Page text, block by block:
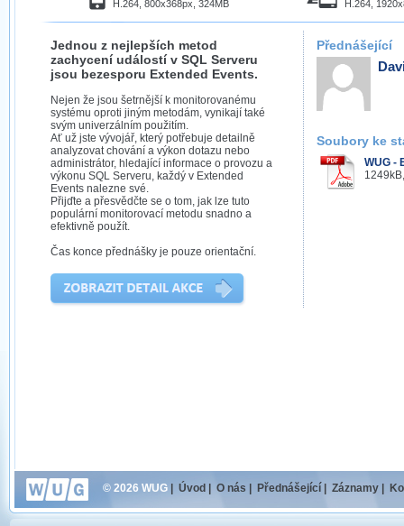
H.264, 800x368px, 324MB H.264,
Jednou z nejlepších metod
zachycení událostí v SQL Serveru
jsou bezesporu Extended Events.
Nejen že jsou šetrnější k monitorovanému
systému oproti jiným metodám, vynikají také
svým univerzálním použitím.
Ať už jste vývojář, který potřebuje detailně
analyzovat chování a výkon dotazu nebo
administrátor, hledající informace o provozu a
výkonu SQL Serveru, každý v Extended
Events nalezne své.
Přijďte a přesvědčte se o tom, jak lze tuto
populární monitorovací metodu snadno a
efektivně použít.
Čas konce přednášky je pouze orientační.
Přednášející
Soubory ke
WUG -
© 2026 WUG Úvod O nás Přednášející Záznamy